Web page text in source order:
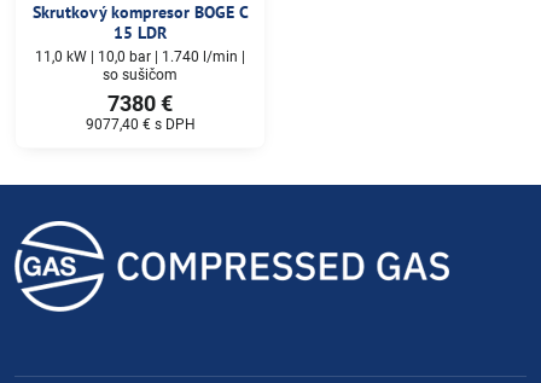
Skrutkový kompresor BOGE C
15 LDR
11,0 kW | 10,0 bar | 1.740 l/min |
so sušičom
7380 €
9077,40 € s DPH